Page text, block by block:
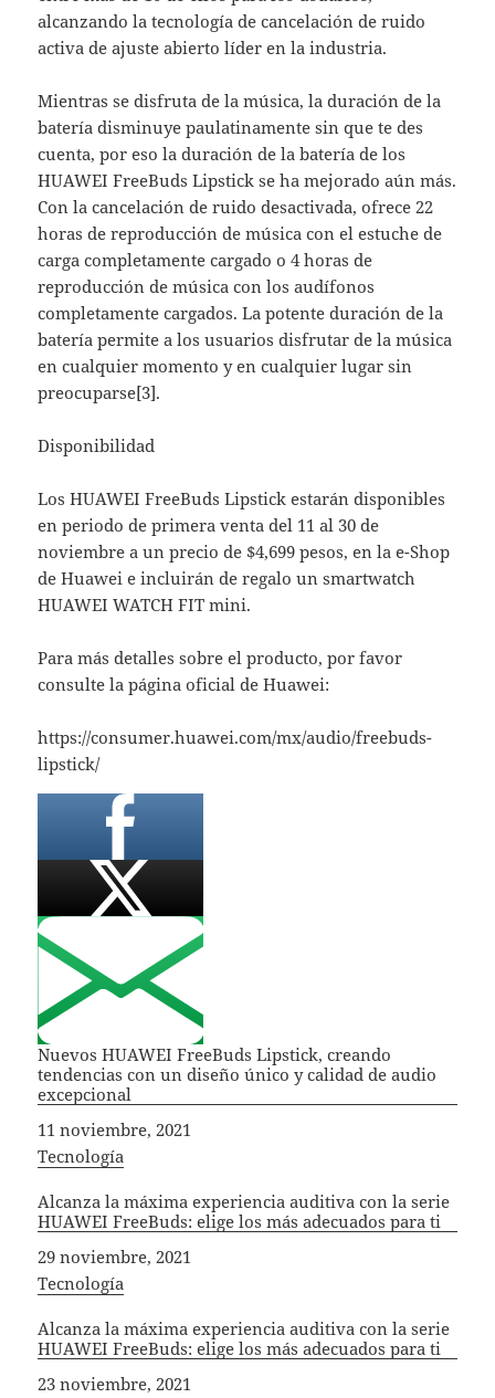
alcanzando la tecnología de cancelación de ruido
activa de ajuste abierto líder en la industria.
Mientras se disfruta de la música, la duración de la
batería disminuye paulatinamente sin que te des
cuenta, por eso la duración de la batería de los
HUAWEI FreeBuds Lipstick se ha mejorado aún más.
Con la cancelación de ruido desactivada, ofrece 22
horas de reproducción de música con el estuche de
carga completamente cargado o 4 horas de
reproducción de música con los audífonos
completamente cargados. La potente duración de la
batería permite a los usuarios disfrutar de la música
en cualquier momento y en cualquier lugar sin
preocuparse[3].
Disponibilidad
Los HUAWEI FreeBuds Lipstick estarán disponibles
en periodo de primera venta del 11 al 30 de
noviembre a un precio de $4,699 pesos, en la e-Shop
de Huawei e incluirán de regalo un smartwatch
HUAWEI WATCH FIT mini.
Para más detalles sobre el producto, por favor
consulte la página oficial de Huawei:
https://consumer.huawei.com/mx/audio/freebuds-
lipstick/
Nuevos HUAWEI FreeBuds Lipstick, creando
tendencias con un diseño único y calidad de audio
excepcional
Fecha
11 noviembre, 2021
In relation to
Tecnología
Alcanza la máxima experiencia auditiva con la serie
HUAWEI FreeBuds: elige los más adecuados para ti
Fecha
29 noviembre, 2021
In relation to
Tecnología
Alcanza la máxima experiencia auditiva con la serie
HUAWEI FreeBuds: elige los más adecuados para ti
Fecha
23 noviembre, 2021